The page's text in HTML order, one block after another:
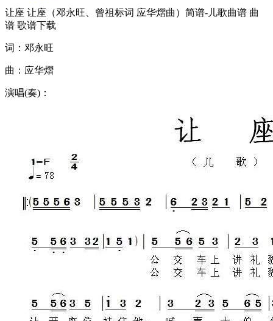
让座 让座（邓永旺、曾祖标词 应华熠曲）简谱-儿歌曲谱 曲
谱 歌谱下载
词：邓永旺
曲：应华熠
演唱(奏)：